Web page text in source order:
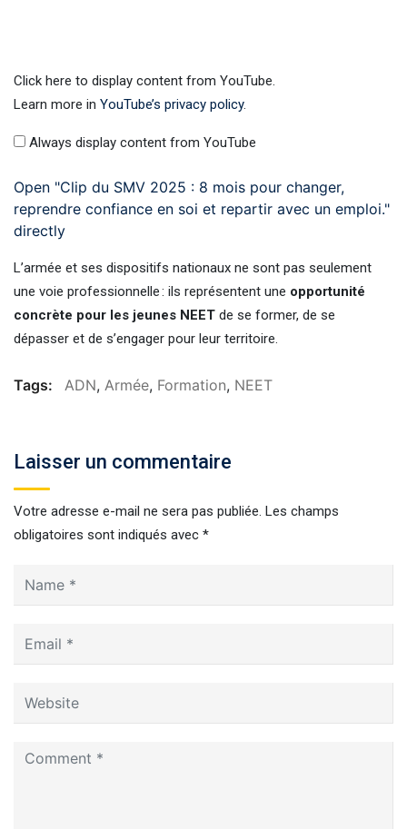
Click here to display content from YouTube.
Learn more in YouTube’s privacy policy.
Always display content from YouTube
Open "Clip du SMV 2025 : 8 mois pour changer,
reprendre confiance en soi et repartir avec un emploi."
directly
L’armée et ses dispositifs nationaux ne sont pas seulement
une voie professionnelle : ils représentent une opportunité
concrète pour les jeunes NEET de se former, de se
dépasser et de s’engager pour leur territoire.
Tags: ADN, Armée, Formation, NEET
Laisser un commentaire
Votre adresse e-mail ne sera pas publiée. Les champs
obligatoires sont indiqués avec *